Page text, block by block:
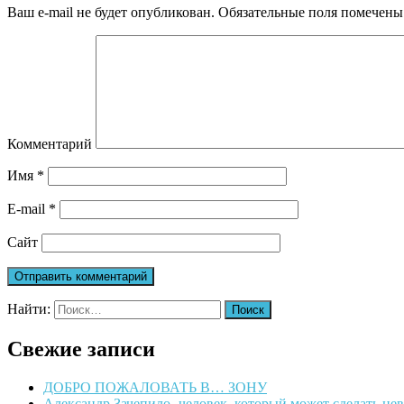
Ваш e-mail не будет опубликован. Обязательные поля помечены
Комментарий
Имя *
E-mail *
Сайт
Найти:
Свежие записи
ДОБРО ПОЖАЛОВАТЬ В… ЗОНУ